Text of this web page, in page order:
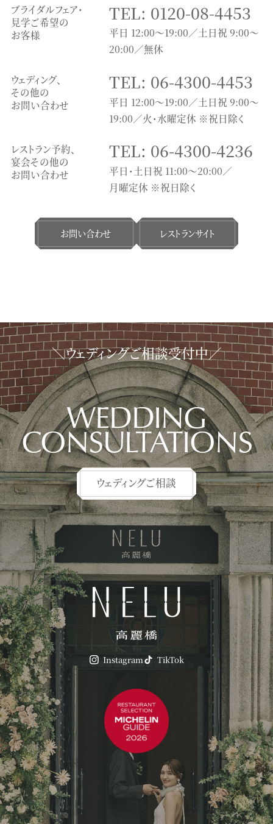
ブライダルフェア・
見学ご希望の
お客様
TEL: 0120-08-4453
平日 12:00～19:00／土日祝 9:00～
20:00／無休
ウェディング、
その他の
お問い合わせ
TEL: 06-4300-4453
平日 12:00～19:00／土日祝 9:00～
19:00／火・水曜定休 ※祝日除く
レストラン予約、
宴会その他の
お問い合わせ
TEL: 06-4300-4236
平日・土日祝 11:00〜20:00／
月曜定休 ※祝日除く
お問い合わせ レストランサイト
＼ウェディングご相談受付中／
WEDDING
CONSULTATIONS
ウェディングご相談
Instagram TikTok